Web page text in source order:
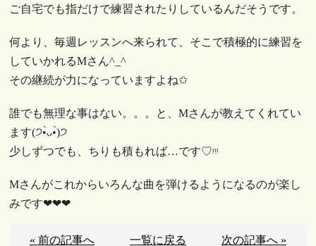
ご自宅でも指だけで練習されたりしているんだそうです。
何より、毎週レッスンへ来られて、そこで積極的に練習を
していかれるMさん^_^
その継続が力になっていますよね✩︎
誰でも無理な事はない。。。と、Mさんが教えてくれてい
ます(੭•̀ᴗ•̀)੭
少しずつでも、ちりも積もれば…です♡︎ᵎᵎᵎ
Mさんがこれからいろんな曲を弾けるようになるのが楽し
みです❤︎❤︎❤︎
« 前の記事へ 一覧に戻る 次の記事へ »